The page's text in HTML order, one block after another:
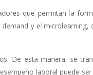
que permitan la
y el
De esta manera, se
laboral puede